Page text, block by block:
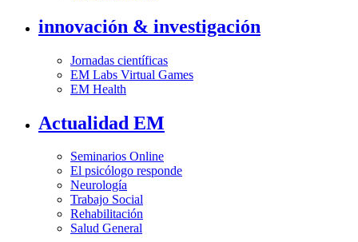
innovación & investigación
Jornadas científicas
EM Labs Virtual Games
EM Health
Actualidad EM
Seminarios Online
El psicólogo responde
Neurología
Trabajo Social
Rehabilitación
Salud General